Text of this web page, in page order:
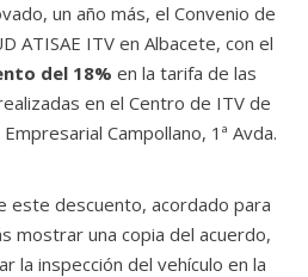
un año más, el Convenio de
ATISAE ITV en Albacete, con el
del 18% en la tarifa de las
en el Centro de ITV de
Campollano, 1ª Avda.
este descuento, acordado para
mostrar una copia del acuerdo,
la inspección del vehículo en la